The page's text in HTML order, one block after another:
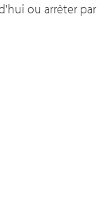
ou arrêter par